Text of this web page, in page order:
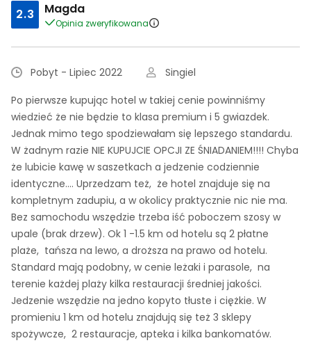
2.3 Magda
Opinia zweryfikowana
Pobyt - Lipiec 2022
Singiel
Po pierwsze kupując hotel w takiej cenie powinniśmy
wiedzieć że nie będzie to klasa premium i 5 gwiazdek.
Jednak mimo tego spodziewałam się lepszego standardu.
W żadnym razie NIE KUPUJCIE OPCJI ZE ŚNIADANIEM!!!! Chyba
że lubicie kawę w saszetkach a jedzenie codziennie
identyczne.... Uprzedzam też, że hotel znajduje się na
kompletnym zadupiu, a w okolicy praktycznie nic nie ma.
Bez samochodu wszędzie trzeba iść poboczem szosy w
upale (brak drzew). Ok 1 -1.5 km od hotelu są 2 płatne
plaże, tańsza na lewo, a droższa na prawo od hotelu.
Standard mają podobny, w cenie leżaki i parasole, na
terenie każdej plaży kilka restauracji średniej jakości.
Jedzenie wszędzie na jedno kopyto tłuste i ciężkie. W
promieniu 1 km od hotelu znajdują się też 3 sklepy
spożywcze, 2 restauracje, apteka i kilka bankomatów.